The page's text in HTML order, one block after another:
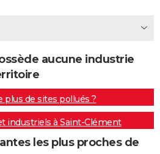
aucune industrie
plus de sites pollués ?
industriels à Saint-Clément
les plus proches de